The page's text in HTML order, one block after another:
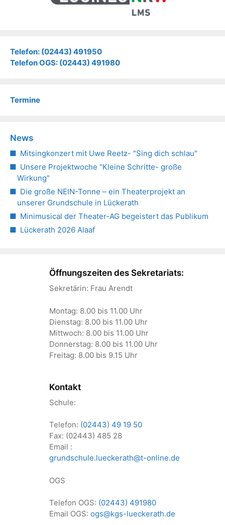
Telefon: (02443) 491950
Telefon OGS: (02443) 491980
Termine
News
Mitsingkonzert mit Uwe Reetz- "Sing dich schlau"
Unsere Projektwoche "Kleine Schritte- große
Wirkung"
Die große NEIN-Tonne – ein Theaterprojekt an
unserer Grundschule in Lückerath
Minimusical der Theater-AG begeistert das Publikum
Lückerath 2026 Alaaf
Öffnungszeiten des Sekretariats:
Sekretärin: Frau Arendt
Montag: 8.00 bis 11.00 Uhr
Dienstag: 8.00 bis 11.00 Uhr
Mittwoch: 8.00 bis 11.00 Uhr
Donnerstag: 8.00 bis 11.00 Uhr
Freitag: 8.00 bis 9.15 Uhr
Kontakt
Schule:
Telefon: (02443) 49 19 50
Fax: (02443) 485 28
Email :
grundschule.lueckerath@t-online.de
OGS
Telefon OGS: (02443) 491980
Email OGS: ogs@kgs-lueckerath.de